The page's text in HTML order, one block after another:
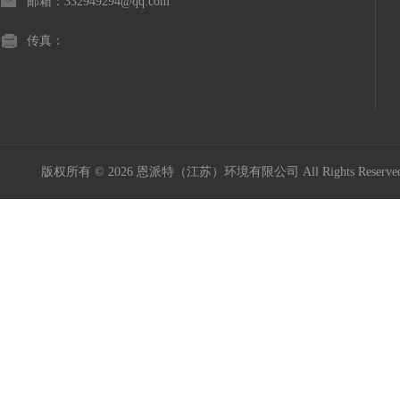
传真：
版权所有 © 2026 恩派特（江苏）环境有限公司 All Rights